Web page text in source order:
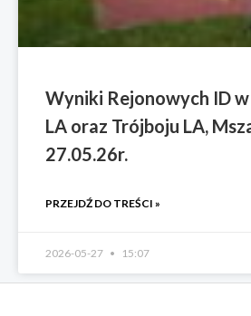
Wyniki Rejonowych ID
LA oraz Trójboju LA,
27.05.26r.
PRZEJDŹ DO TREŚCI »
2026-05-27 15:07